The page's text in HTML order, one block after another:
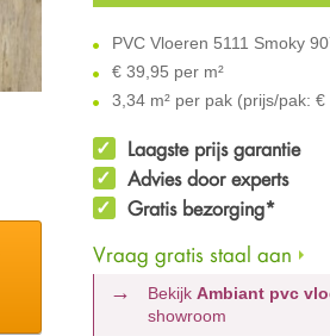
PVC Vloeren 5111 Smoky
€ 39,95 per m²
3,34 m² per pak (prijs/pak: €
Laagste prijs garantie
Advies door experts
Gratis bezorging*
Vraag gratis staal aan
BekijkAmbiant pvc
showroom